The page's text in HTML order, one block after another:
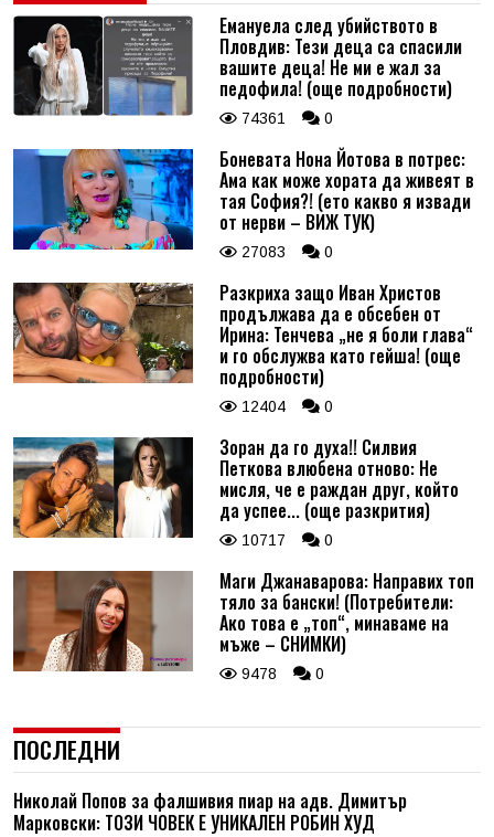
Емануела след убийството в
Пловдив: Тези деца са спасили
вашите деца! Не ми е жал за
педофила! (още подробности)
74361 0
Боневата Нона Йотова в потрес:
Ама как може хората да живеят в
тая София?! (ето какво я извади
от нерви – ВИЖ ТУК)
27083 0
Разкриха защо Иван Христов
продължава да е обсебен от
Ирина: Тенчева „не я боли глава“
и го обслужва като гейша! (още
подробности)
12404 0
Зоран да го духа!! Силвия
Петкова влюбена отново: Не
мисля, че е раждан друг, който
да успее... (още разкрития)
10717 0
Маги Джанаварова: Направих топ
тяло за бански! (Потребители:
Ако това е „топ“, минаваме на
мъже – СНИМКИ)
9478 0
ПОСЛЕДНИ
Николай Попов за фалшивия пиар на адв. Димитър
Марковски: ТОЗИ ЧОВЕК Е УНИКАЛЕН РОБИН ХУД